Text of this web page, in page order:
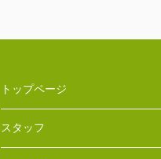
トップページ
スタッフ